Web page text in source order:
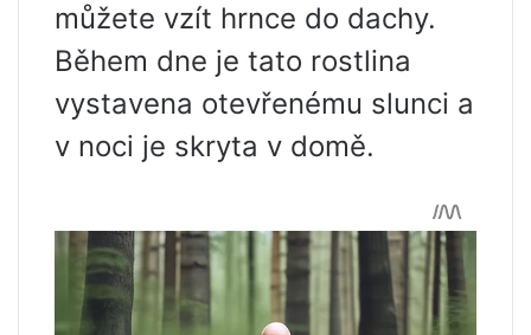
můžete vzít hrnce do dachy.
Během dne je tato rostlina
vystavena otevřenému slunci a
v noci je skryta v domě.